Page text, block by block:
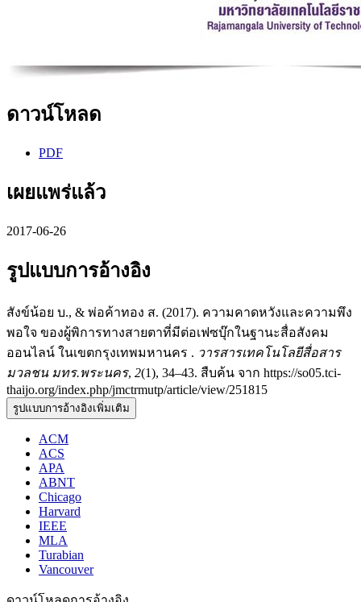
ดาวน์โหลด
PDF
เผยแพร่แล้ว
2017-06-26
รูปแบบการอ้างอิง
สังข์น้อย บ., & พ่อค้าทอง ส. (2017). ความคาดหวังและความพึง
พอใจ ของผู้พิการทางสายตาที่มีต่อเฟซบุ๊กในฐานะสื่อสังคม
ออนไลน์ ในเขตกรุงเทพมหานคร . วารสารเทคโนโลยีสื่อสาร
มวลชน มทร.พระนคร, 2(1), 34–43. สืบค้น จาก https://so05.tci-
thaijo.org/index.php/jmctrmutp/article/view/251815
รูปแบบการอ้างอิงเพิ่มเติม
ACM
ACS
APA
ABNT
Chicago
Harvard
IEEE
MLA
Turabian
Vancouver